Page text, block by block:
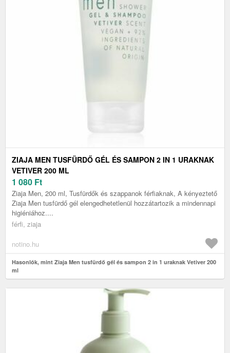
ZIAJA MEN TUSFÜRDŐ GÉL ÉS SAMPON 2 IN 1 URAKNAK
VETIVER 200 ML
1 080 Ft
Ziaja Men, 200 ml, Tusfürdők és szappanok férfiaknak, A kényeztető
Ziaja Men tusfürdő gél elengedhetetlenül hozzátartozik a mindennapi
higiéniához....
férfi, ziaja
notino.hu
Hasonlók, mint Ziaja Men tusfürdő gél és sampon 2 in 1 uraknak Vetiver 200
ml